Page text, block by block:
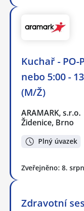
Kuchař - PO-
nebo 5:00 -
(M/Ž)
ARAMARK, s.r.o.
Židenice, Brno
Plný úvazek
Zveřejněno: 8.
Zdravotní